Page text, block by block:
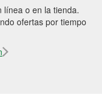
línea o en la tienda.
ofertas por tiempo